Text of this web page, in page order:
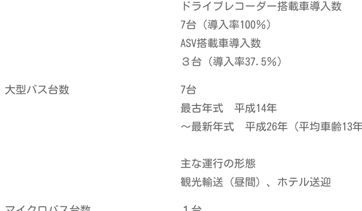
ドライブレコーダー搭載車導入数
7台（導入率100％）
ASV搭載車導入数
３台（導入率37.5％）
大型バス台数
7台
最古年式 平成14年
～最新年式 平成26年（平均車齢13
主な運行の形態
観光輸送（昼間）、ホテル送迎